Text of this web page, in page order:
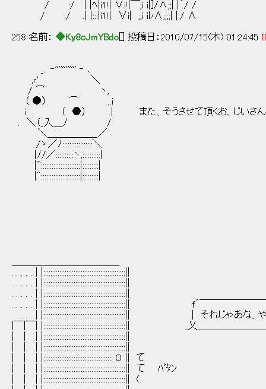
/ :/ | |ﾍ|i1!| ∨i!|￣;i i|]/∧;;| |´/ /
/ :/ .| |:::|i1!| ∨i| ;;i iﾚ∧;;;;| |:/ ∧
258 名前： ◆Ky8cJmYBdo [] 投稿日：2010/07/15(木) 01:24:45
_.. ‐'''''''''''' ‐ ､
,ｒ' ＼
/ ⌒ ヽ,
（ ●） ⌒ ..i
i. （ ●） .| また、そうさせて頂くお、じいさん
. ＼（_入＿ﾉ /
＼＿＿＿＿＿_／
./ゝ／ﾉ:::::::::::::::::＼
|ﾉ/／::::::::::ヽ,::::::::::|
|^::::::::::::::::::::::|:::::::::|
|^::::::::::::::::::::::|:::::::::|
. . . . . | |::::::::::::::::::::::::::::::::::::::::::::::||
. . . . . | |::::::::::::::::::::::::::::::::::::::::::::::||
. . . . . | |::::::::::::::::::::::::::::::::::::::::::::::||
. . . . . | |::::::::::::::::::::::::::::::::::::::::::::::|| f´￣￣￣￣￣￣￣
. . . . . | |::::::::::::::::::::::::::::::::::::::::::::::|| | それじゃあな、
|￣|￣| |::::::::::::::::::::::::::::::::::::::::::::::|| _乂＿＿＿＿＿＿＿
| | | |::::::::::::::::::::::::::::::::::::::::::::::||
| | | |::::::::::::::::::::::::::::::::::::::::::::::||
| | | |::::::::::::::::::::::::::::::::::::::: ０ || て
| | | |::::::::::::::::::::::::::::::::::::::::::::::|| て ﾊﾟﾀﾝ
| | | |::::::::::::::::::::::::::::::::::::::::::::::|| (